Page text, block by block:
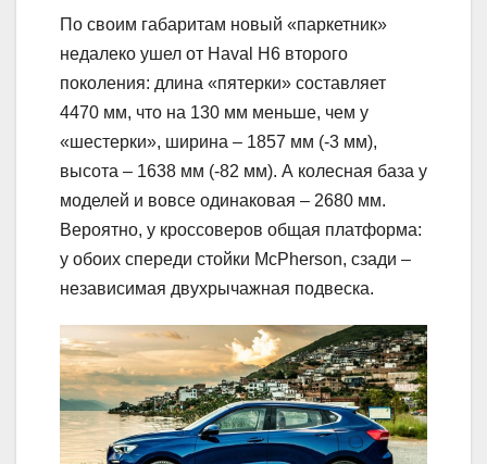
По своим габаритам новый «паркетник»
недалеко ушел от Haval H6 второго
поколения: длина «пятерки» составляет
4470 мм, что на 130 мм меньше, чем у
«шестерки», ширина – 1857 мм (-3 мм),
высота – 1638 мм (-82 мм). А колесная база у
моделей и вовсе одинаковая – 2680 мм.
Вероятно, у кроссоверов общая платформа:
у обоих спереди стойки McPherson, сзади –
независимая двухрычажная подвеска.